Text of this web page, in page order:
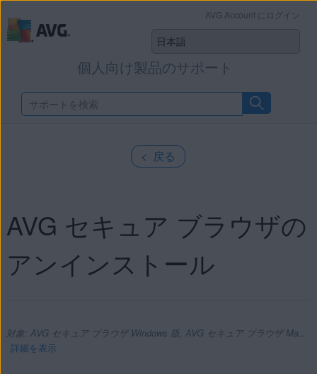
個人向け製品のサポート
AVG Account にログイン
< 戻る
AVG セキュア ブラウザの
アンインストール
対象: AVG セキュア ブラウザ Windows 版, AVG セキュア ブラウザ Mac 版, AVG セキュア ブラウザ Android 版
詳細を表示